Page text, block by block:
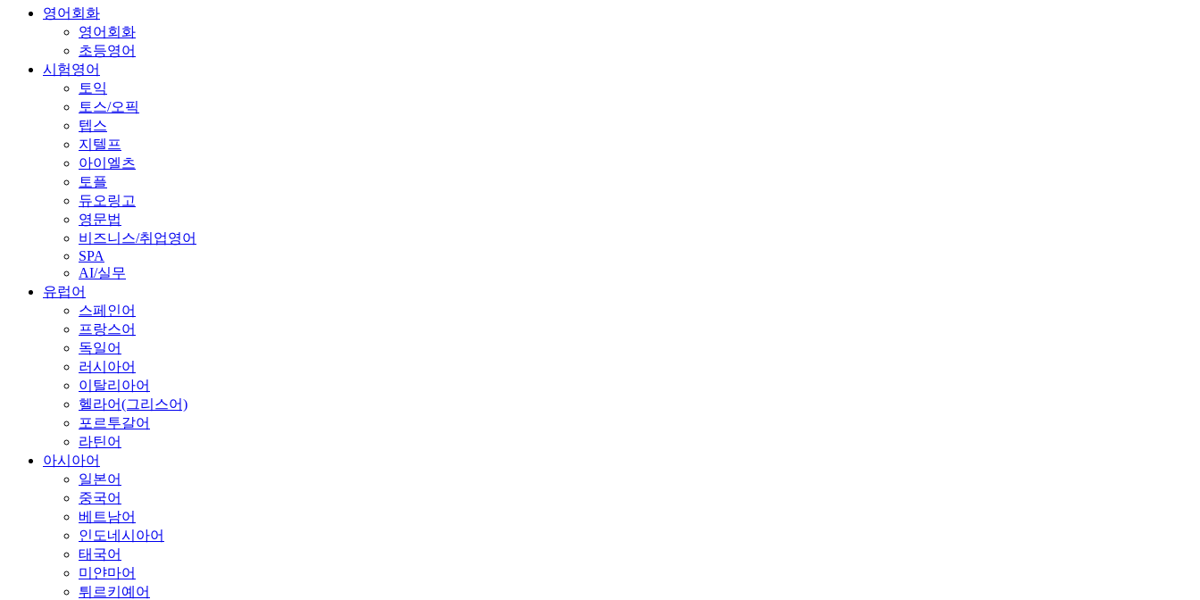
영어회화
영어회화
초등영어
시험영어
토익
토스/오픽
텝스
지텔프
아이엘츠
토플
듀오링고
영문법
비즈니스/취업영어
SPA
AI/실무
유럽어
스페인어
프랑스어
독일어
러시아어
이탈리아어
헬라어(그리스어)
포르투갈어
라틴어
아시아어
일본어
중국어
베트남어
인도네시아어
태국어
미얀마어
튀르키예어